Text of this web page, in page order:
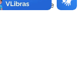
gerência de